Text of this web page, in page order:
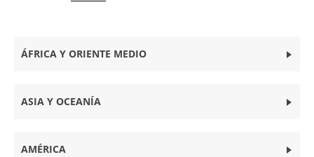
ÁFRICA Y ORIENTE MEDIO
ASIA Y OCEANÍA
AMÉRICA